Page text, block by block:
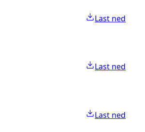
Last ned
Last ned
Last ned